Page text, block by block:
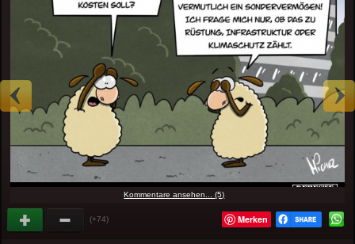
Kommentare ansehen... (5)
(+74) Merken